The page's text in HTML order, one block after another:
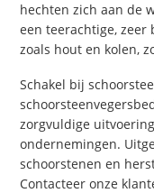
hechten zich aan de
een teerachtige, zeer
zoals hout en kolen,
Schakel bij
zorgvuldige
ondernemingen.
schoorstenen en
Contacteer onze